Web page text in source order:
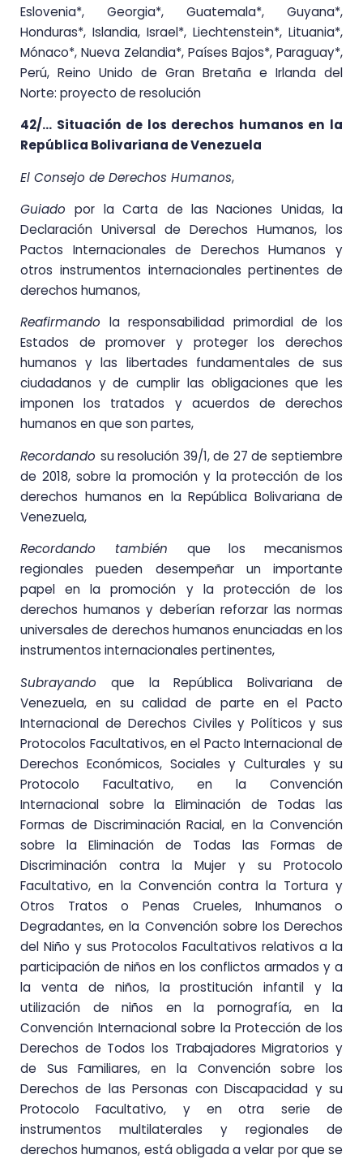
Eslovenia*, Georgia*, Guatemala*, Guyana*,
Honduras*, Islandia, Israel*, Liechtenstein*, Lituania*,
Mónaco*, Nueva Zelandia*, Países Bajos*, Paraguay*,
Perú, Reino Unido de Gran Bretaña e Irlanda del
Norte: proyecto de resolución
42/… Situación de los derechos humanos en la
República Bolivariana de Venezuela
El Consejo de Derechos Humanos,
Guiadopor la Carta de las Naciones Unidas, la
Declaración Universal de Derechos Humanos, los
Pactos Internacionales de Derechos Humanos y
otros instrumentos internacionales pertinentes de
derechos humanos,
Reafirmandola responsabilidad primordial de los
Estados de promover y proteger los derechos
humanos y las libertades fundamentales de sus
ciudadanos y de cumplir las obligaciones que les
imponen los tratados y acuerdos de derechos
humanos en que son partes,
Recordando su resolución 39/1, de 27 de septiembre
de 2018, sobre la promoción y la protección de los
derechos humanos en la República Bolivariana de
Venezuela,
Recordando también que los mecanismos
regionales pueden desempeñar un importante
papel en la promoción y la protección de los
derechos humanos y deberían reforzar las normas
universales de derechos humanos enunciadas en los
instrumentos internacionales pertinentes,
Subrayandoque la República Bolivariana de
Venezuela, en su calidad de parte en el Pacto
Internacional de Derechos Civiles y Políticos y sus
Protocolos Facultativos, en el Pacto Internacional de
Derechos Económicos, Sociales y Culturales y su
Protocolo Facultativo, en la Convención
Internacional sobre la Eliminación de Todas las
Formas de Discriminación Racial, en la Convención
sobre la Eliminación de Todas las Formas de
Discriminación contra la Mujer y su Protocolo
Facultativo, en la Convención contra la Tortura y
Otros Tratos o Penas Crueles, Inhumanos o
Degradantes, en la Convención sobre los Derechos
del Niño y sus Protocolos Facultativos relativos a la
participación de niños en los conflictos armados y a
la venta de niños, la prostitución infantil y la
utilización de niños en la pornografía, en la
Convención Internacional sobre la Protección de los
Derechos de Todos los Trabajadores Migratorios y
de Sus Familiares, en la Convención sobre los
Derechos de las Personas con Discapacidad y su
Protocolo Facultativo, y en otra serie de
instrumentos multilaterales y regionales de
derechos humanos, está obligada a velar por que se